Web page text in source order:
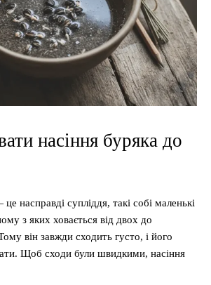
насіння буряка до
насправді супліддя, такі собі маленькі
з яких ховається від двох до
він завжди сходить густо, і його
Щоб сходи були швидкими, насіння